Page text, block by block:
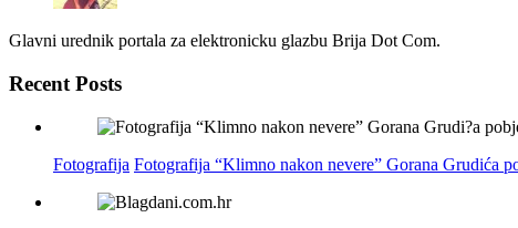
Glavni urednik portala za elektronicku glazbu Brija Dot Com.
Recent Posts
Fotografija Fotografija “Klimno nakon nevere” Gorana Grudića